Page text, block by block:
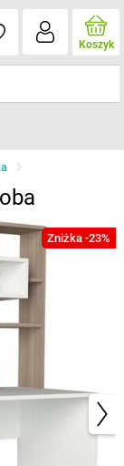
Koszyk
Zniżka -23%